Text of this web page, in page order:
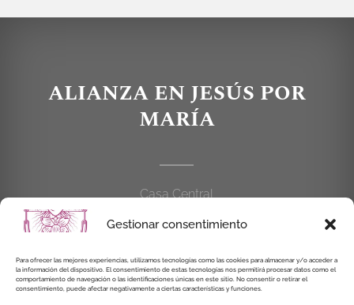
Gestionar consentimiento
Para ofrecer las mejores experiencias, utilizamos tecnologías como las cookies para almacenar y/o acceder a
la información del dispositivo. El consentimiento de estas tecnologías nos permitirá procesar datos como el
comportamiento de navegación o las identificaciones únicas en este sitio. No consentir o retirar el
consentimiento, puede afectar negativamente a ciertas características y funciones.
ALIANZA EN JESÚS POR
MARÍA
Casa Central
C/Cardenal Cisneros, 55
914 462 114
alianzaenjesuspormaria@gmail.com